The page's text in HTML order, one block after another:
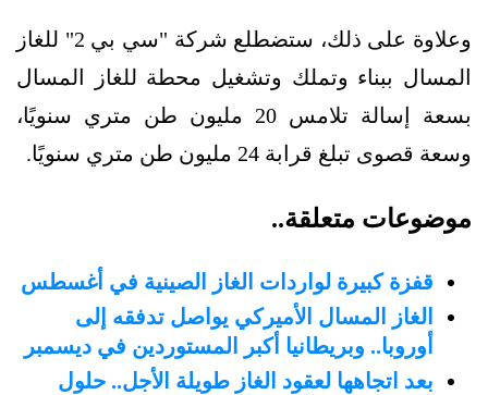
وعلاوة على ذلك، ستضطلع شركة "سي بي 2" للغاز
المسال ببناء وتملك وتشغيل محطة للغاز المسال
بسعة إسالة تلامس 20 مليون طن متري سنويًا،
وسعة قصوى تبلغ قرابة 24 مليون طن متري سنويًا.
موضوعات متعلقة..
قفزة كبيرة لواردات الغاز الصينية في أغسطس
الغاز المسال الأميركي يواصل تدفقه إلى
أوروبا.. وبريطانيا أكبر المستوردين في ديسمبر
بعد اتجاهها لعقود الغاز طويلة الأجل.. حلول